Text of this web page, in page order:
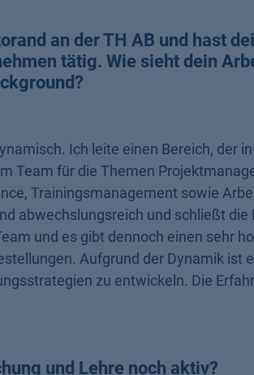
an der TH AB und hast
tätig. Wie sieht dein
Ich leite einen Bereich, der
Team für die Themen
Trainingsmanagement sowie
abwechslungsreich und schließt die
und es gibt dennoch einen sehr
Aufgrund der Dynamik ist
zu entwickeln. Die
und Lehre noch aktiv?